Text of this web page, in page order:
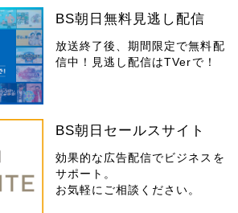
BS朝日無料見逃し配信
放送終了後、期間限定で無料配
信中！見逃し配信はTVerで！
BS朝日セールスサイト
効果的な広告配信でビジネスを
サポート。
お気軽にご相談ください。